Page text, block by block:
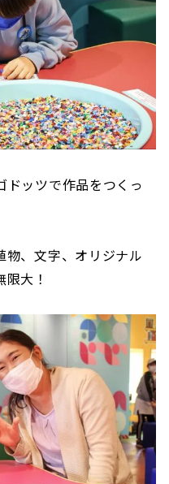
ドッツで作品をつくっ
物、文字、オリジナル
大！